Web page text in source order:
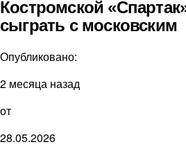
Костромской
сыграть с московским
Опубликовано:
2 месяца назад
от
28.05.2026